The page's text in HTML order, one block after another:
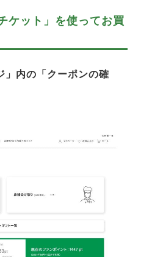
ケット」を使ってお買
」内の「クーポンの確